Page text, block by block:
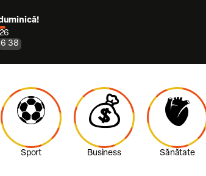
6 :38
⚽️
Sport
💰
Business
🫀
Sănătate